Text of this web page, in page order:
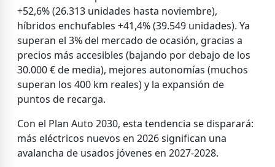
+52,6% (26.313 unidades hasta noviembre),
híbridos enchufables +41,4% (39.549 unidades). Ya
superan el 3% del mercado de ocasión, gracias a
precios más accesibles (bajando por debajo de los
30.000 € de media), mejores autonomías (muchos
superan los 400 km reales) y la expansión de
puntos de recarga.
Con el Plan Auto 2030, esta tendencia se disparará:
más eléctricos nuevos en 2026 significan una
avalancha de usados jóvenes en 2027-2028.